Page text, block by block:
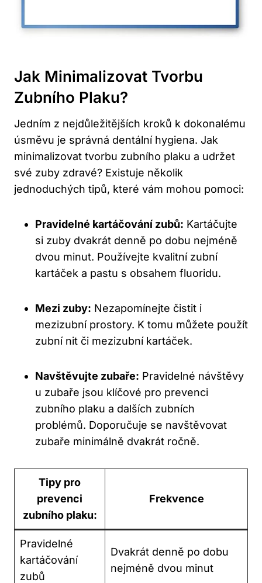
Jak Minimalizovat Tvorbu
Zubního Plaku?
Jedním z nejdůležitějších kroků k dokonalému
úsměvu je správná dentální hygiena. Jak
minimalizovat tvorbu zubního plaku a udržet
své zuby zdravé? Existuje několik
jednoduchých tipů, které vám mohou pomoci:
Pravidelné kartáčování zubů: Kartáčujte
si zuby dvakrát denně po dobu nejméně
dvou minut. Používejte kvalitní zubní
kartáček a pastu s obsahem fluoridu.
Mezi zuby: Nezapomínejte čistit i
mezizubní prostory. K tomu můžete použít
zubní nit či mezizubní kartáček.
Navštěvujte zubaře: Pravidelné návštěvy
u zubaře jsou klíčové pro prevenci
zubního plaku a dalších zubních
problémů. Doporučuje se navštěvovat
zubaře minimálně dvakrát ročně.
Tipy pro
prevenci
zubního plaku:
Frekvence
Pravidelné
kartáčování
zubů
Dvakrát denně po dobu
nejméně dvou minut